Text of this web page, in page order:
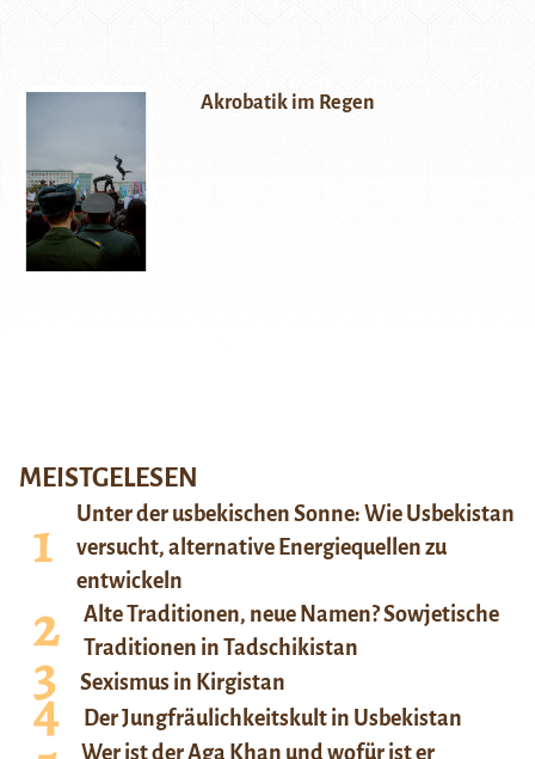
Akrobatik im Regen
MEISTGELESEN
Unter der usbekischen Sonne: Wie Usbekistan
versucht, alternative Energiequellen zu
entwickeln
Alte Traditionen, neue Namen? Sowjetische
Traditionen in Tadschikistan
Sexismus in Kirgistan
Der Jungfräulichkeitskult in Usbekistan
Wer ist der Aga Khan und wofür ist er